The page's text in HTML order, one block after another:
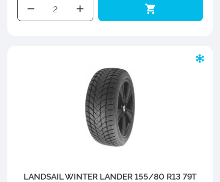
LANDSAIL WINTER LANDER 155/80 R13 79T